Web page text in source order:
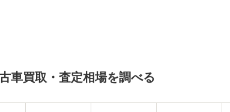
車買取・査定相場を調べる